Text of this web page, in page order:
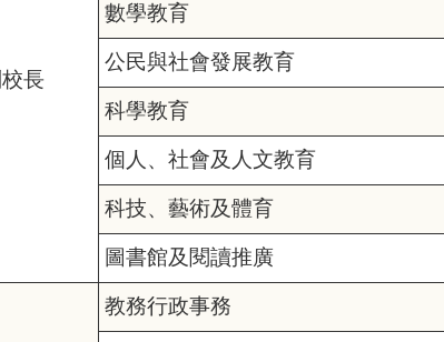
長
數學教育
公民與社會發展教育
科學教育
個人、社會及人文教育
科技、藝術及體育
圖書館及閱讀推廣
教務行政事務